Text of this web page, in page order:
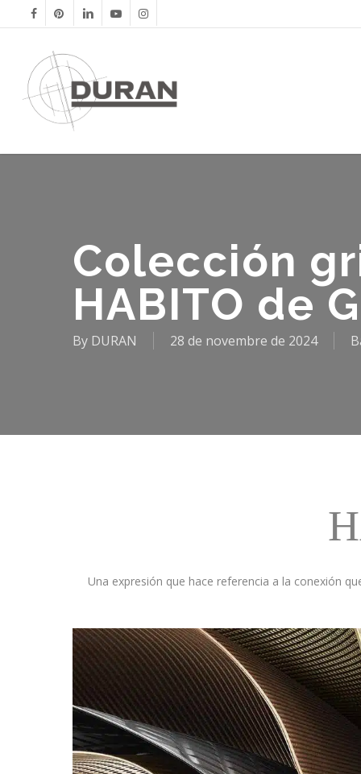
facebookpinterestlinkedinyoutubeinstagram
Colección
HABITO de
By DURAN 28 de novembre de 2024
Una expresión que hace referencia a la conexión